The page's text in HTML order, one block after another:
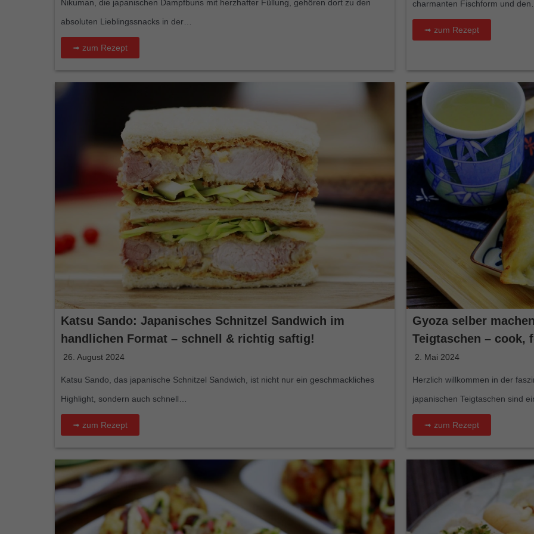
Nikuman, die japanischen Dampfbuns mit herzhafter Füllung, gehören dort zu den
absoluten Lieblingssnacks in der…
➟ zum Rezept
charmanten Fischform und
➟ zum Rezept
Katsu Sando: Japanisches Schnitzel Sandwich im
handlichen Format – schnell & richtig saftig!
26. August 2024
Katsu Sando, das japanische Schnitzel Sandwich, ist nicht nur ein geschmackliches
Highlight, sondern auch schnell…
➟ zum Rezept
Gyoza selber
Teigtaschen – cook,
2. Mai 2024
Herzlich willkommen in der
japanischen Teigtaschen sind
➟ zum Rezept